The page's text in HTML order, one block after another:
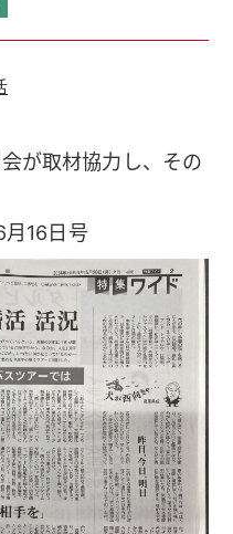
が取材協力し、その
16日号